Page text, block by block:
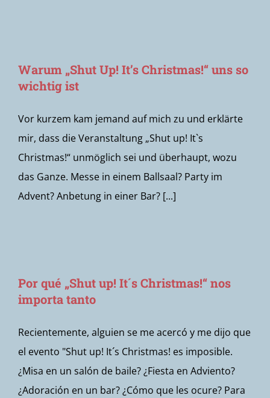
Warum „Shut Up! It’s Christmas!“ uns so
wichtig ist
Vor kurzem kam jemand auf mich zu und erklärte
mir, dass die Veranstaltung „Shut up! It`s
Christmas!“ unmöglich sei und überhaupt, wozu
das Ganze. Messe in einem Ballsaal? Party im
Advent? Anbetung in einer Bar? [...]
Por qué „Shut up! It´s Christmas!“ nos
importa tanto
Recientemente, alguien se me acercó y me dijo que
el evento "Shut up! It´s Christmas! es imposible.
¿Misa en un salón de baile? ¿Fiesta en Adviento?
¿Adoración en un bar? ¿Cómo que les ocure? Para